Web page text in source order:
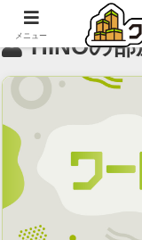
HINOの部
メニュー